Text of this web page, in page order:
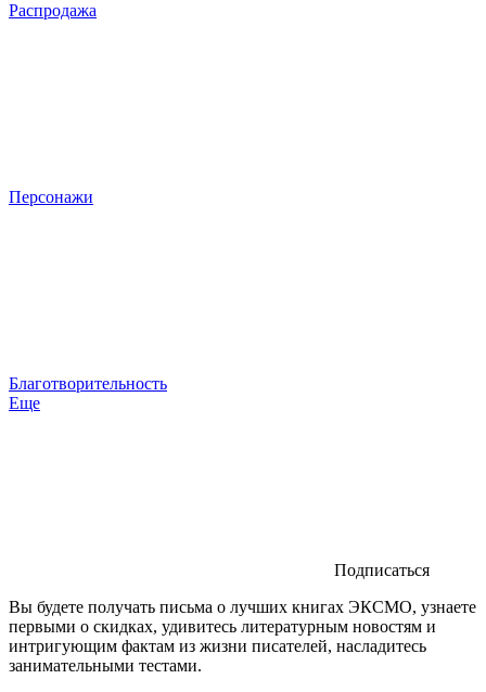
Распродажа
Персонажи
Благотворительность
Еще
Подписаться
Вы будете получать письма о лучших книгах ЭКСМО, узнаете
первыми о скидках, удивитесь литературным новостям и
интригующим фактам из жизни писателей, насладитесь
занимательными тестами.